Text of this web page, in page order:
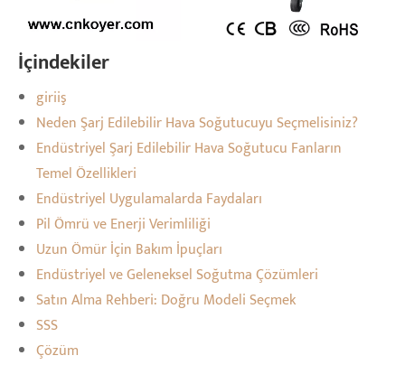
İçindekiler
giriiş
Neden Şarj Edilebilir Hava Soğutucuyu Seçmelisiniz?
Endüstriyel Şarj Edilebilir Hava Soğutucu Fanların
Temel Özellikleri
Endüstriyel Uygulamalarda Faydaları
Pil Ömrü ve Enerji Verimliliği
Uzun Ömür İçin Bakım İpuçları
Endüstriyel ve Geleneksel Soğutma Çözümleri
Satın Alma Rehberi: Doğru Modeli Seçmek
SSS
Çözüm